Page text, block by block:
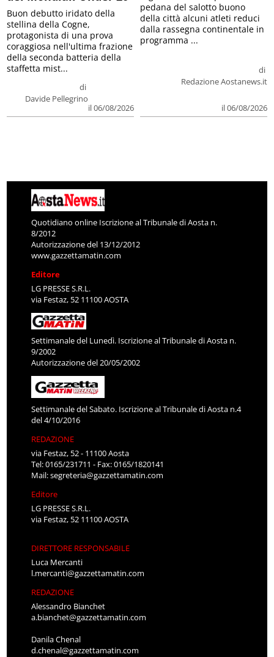
di
Davide Pellegrino
il 06/08/2026
Buon debutto iridato della
stellina della Cogne,
protagonista di una prova
coraggiosa nell'ultima frazione
della seconda batteria della
staffetta mist...
di
Redazione Aostanews.it
il 06/08/2026
pedana del salotto buono
della città alcuni atleti reduci
dalla rassegna continentale in
programma ...
Quotidiano online Iscrizione al Tribunale di Aosta n.
8/2012
Autorizzazione del 13/12/2012
www.gazzettamatin.com
Editore
LG PRESSE S.R.L.
via Festaz, 52 11100 AOSTA
Settimanale del Lunedì. Iscrizione al Tribunale di Aosta n.
9/2002
Autorizzazione del 20/05/2002
Settimanale del Sabato. Iscrizione al Tribunale di Aosta n.4
del 4/10/2016
REDAZIONE
via Festaz, 52 - 11100 Aosta
Tel: 0165/231711 - Fax: 0165/1820141
Mail:segreteria@gazzettamatin.com
Editore
LG PRESSE S.R.L.
via Festaz, 52 11100 AOSTA
DIRETTORE RESPONSABILE
Luca Mercanti
l.mercanti@gazzettamatin.com
REDAZIONE
Alessandro Bianchet
a.bianchet@gazzettamatin.com
Danila Chenal
d.chenal@gazzettamatin.com